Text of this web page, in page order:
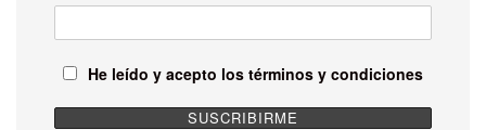
He leído y acepto los términos y condiciones